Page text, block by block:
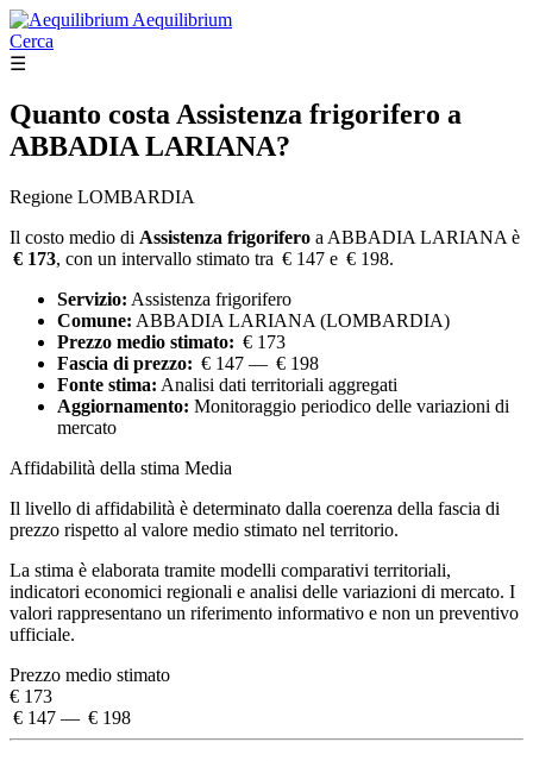
Aequilibrium
Cerca
☰
Quanto costa Assistenza frigorifero a
ABBADIA LARIANA?
Regione LOMBARDIA
Il costo medio di Assistenza frigorifero a ABBADIA LARIANA è
€ 173, con un intervallo stimato tra € 147 e € 198.
Servizio: Assistenza frigorifero
Comune: ABBADIA LARIANA (LOMBARDIA)
Prezzo medio stimato: € 173
Fascia di prezzo: € 147 — € 198
Fonte stima: Analisi dati territoriali aggregati
Aggiornamento: Monitoraggio periodico delle variazioni di
mercato
Affidabilità della stima Media
Il livello di affidabilità è determinato dalla coerenza della fascia di
prezzo rispetto al valore medio stimato nel territorio.
La stima è elaborata tramite modelli comparativi territoriali,
indicatori economici regionali e analisi delle variazioni di mercato. I
valori rappresentano un riferimento informativo e non un preventivo
ufficiale.
Prezzo medio stimato
€ 173
€ 147 — € 198